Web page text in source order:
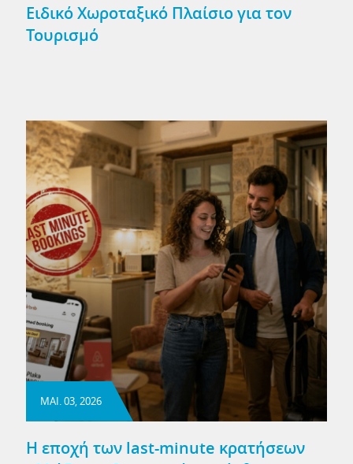
Ειδικό Χωροταξικό Πλαίσιο για τον
Τουρισμό
ΜΑΙ. 03, 2026
Η εποχή των last-minute κρατήσεων